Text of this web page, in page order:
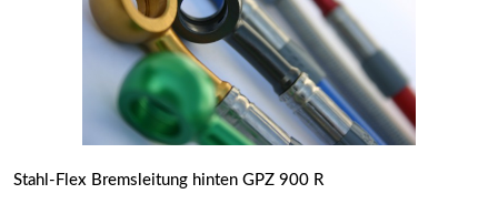
Stahl-Flex Bremsleitung hinten GPZ 900 R